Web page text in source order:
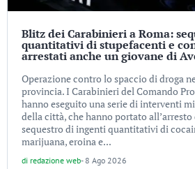
Blitz dei Carabinieri a Roma:
quantitativi di stupefacenti e
arrestati anche un giovane di
Operazione contro lo spaccio di droga
provincia. I Carabinieri del Comando
hanno eseguito una serie di interventi
della città, che hanno portato all’arresto
sequestro di ingenti quantitativi di
marijuana, eroina e...
di redazione web- 8 Ago 2026